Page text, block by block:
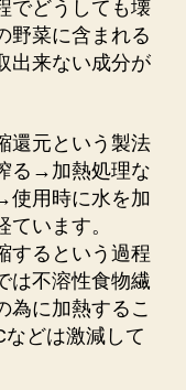
でどうしても壊
野菜に含まれる
出来ない成分が
還元という製法
る→加熱処理な
用時に水を加
います。
するという過程
は不溶性食物繊
為に加熱するこ
どは激減して